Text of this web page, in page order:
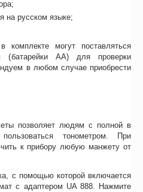
на русском языке;
комплекте могут поставляться
(батарейки АА) для проверки
в любом случае приобрести
позволяет людям с полной в
тонометром. При
к прибору любую манжету от
с помощью которой включается
с адаптером UA 888. Нажмите